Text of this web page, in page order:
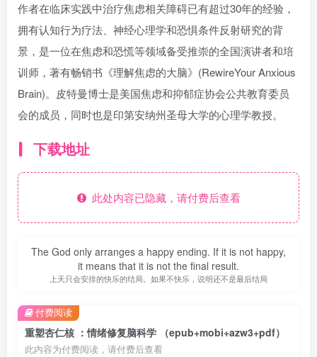
作者在临床实践中治疗焦虑相关障碍已有超过30年的经验，
拥有认知行为疗法、神经心理学和恐惧条件反射研究的背
景，是一位在焦虑和恐慌等领域备受推崇的全国演讲者和培
训师，著有畅销书《理解焦虑的大脑》(RewireYour Anxious
Brain)。皮特曼博士是美国焦虑和抑郁症协会公共教育委员
会的成员，同时也是印第安纳州圣母大学的心理学教授。
下载地址
此处内容已隐藏，请付费后查看
The God only arranges a happy ending. If it is not happy,
it means that it is not the final result.
上天只会安排的快乐的结局。如果不快乐，说明还不是最后结局
重塑杏仁核 ：情绪修复脑科学 （epub+mobi+azw3+pdf）
此内容为付费阅读，请付费后查看
付费阅读